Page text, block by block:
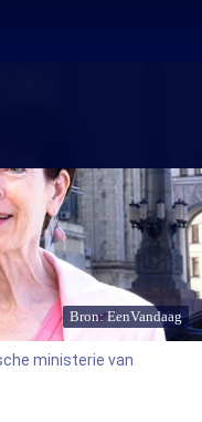
Bron: EenVandaag
ministerie van